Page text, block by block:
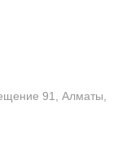
91, Алматы,